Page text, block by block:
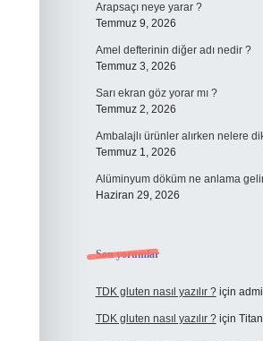
Arapsaçı neye yarar ?
Temmuz 9, 2026
Amel defterinin diğer adı nedir ?
Temmuz 3, 2026
Sarı ekran göz yorar mı ?
Temmuz 2, 2026
Ambalajlı ürünler alırken nelere
Temmuz 1, 2026
Alüminyum döküm ne anlama
Haziran 29, 2026
Son yorumlar
TDK gluten nasıl yazılır ?için
TDK gluten nasıl yazılır ?için Titan